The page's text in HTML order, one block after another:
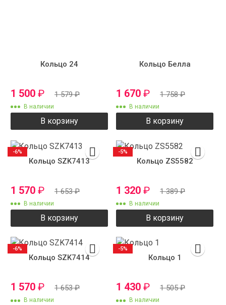
Кольцо 24
1 500 ₽ 1 579₽
В наличии
В корзину
Кольцо Белла
1 670 ₽ 1 758₽
В наличии
В корзину
Кольцо SZK7413
1 570 ₽ 1 653₽
В наличии
В корзину
-6%
Кольцо ZS5582
1 320 ₽ 1 389₽
В наличии
В корзину
-5%
Кольцо SZK7414
1 570 ₽ 1 653₽
В наличии
-6%
Кольцо 1
1 430 ₽ 1 505₽
В наличии
-5%